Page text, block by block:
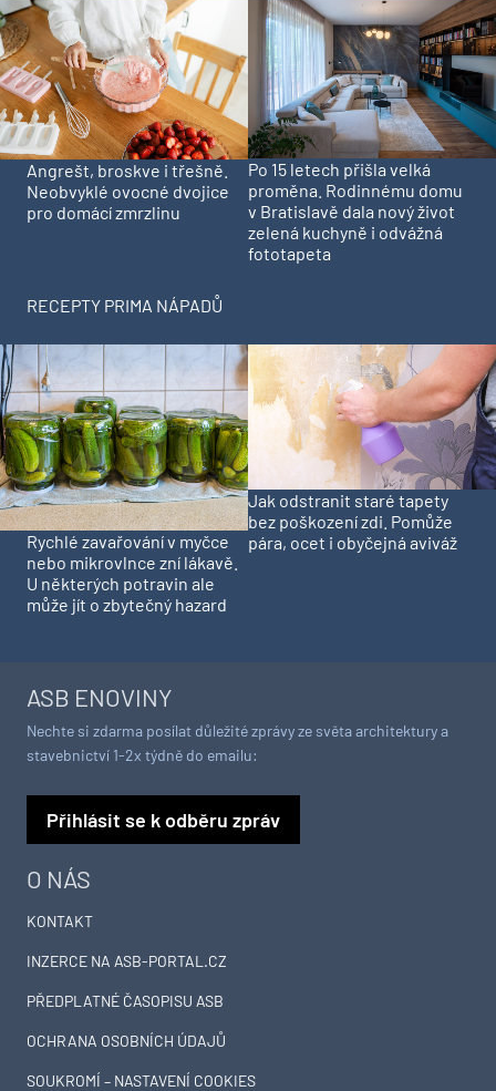
Angrešt, broskve i třešně.
Neobvyklé ovocné dvojice
pro domácí zmrzlinu
Po 15 letech přišla velká
proměna. Rodinnému domu
v Bratislavě dala nový život
zelená kuchyně i odvážná
fototapeta
RECEPTY PRIMA NÁPADŮ
Rychlé zavařování v myčce
nebo mikrovlnce zní lákavě.
U některých potravin ale
může jít o zbytečný hazard
Jak odstranit staré tapety
bez poškození zdi. Pomůže
pára, ocet i obyčejná aviváž
O NÁS
KONTAKT
INZERCE NA ASB-PORTAL.CZ
PŘEDPLATNÉ ČASOPISU ASB
OCHRANA OSOBNÍCH ÚDAJŮ
SOUKROMÍ – NASTAVENÍ COOKIES
ASB ENOVINY
Nechte si zdarma posílat důležité zprávy ze světa architektury a
stavebnictví 1-2x týdně do emailu:
Přihlásit se k odběru zpráv